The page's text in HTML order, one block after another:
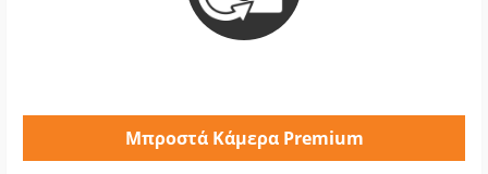
Μπροστά Κάμερα Premium